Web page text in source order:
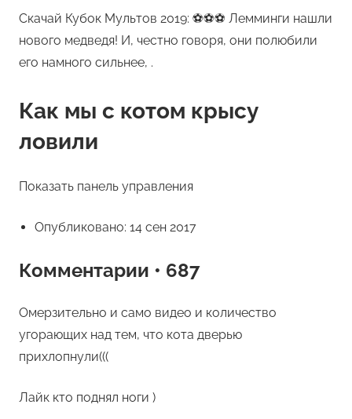
Скачай Кубок Мультов 2019: ⚽⚽⚽ Лемминги нашли
нового медведя! И, честно говоря, они полюбили
его намного сильнее, .
Как мы с котом крысу
ловили
Показать панель управления
Опубликовано: 14 сен 2017
Комментарии • 687
Омерзительно и само видео и количество
угорающих над тем, что кота дверью
прихлопнули(((
Лайк кто поднял ноги )